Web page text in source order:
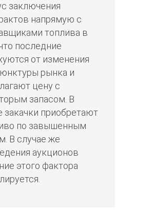
заключения
напрямую с
топлива в
последние
от изменения
рынка и
цену с
запасом. В
закачки приобретают
по завышенным
В случае же
аукционов
этого фактора